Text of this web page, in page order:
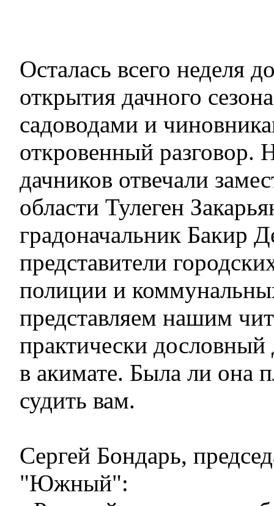
Осталась всего неделя
открытия дачного
садоводами и
откровенный разговор.
дачников отвечали
области Тулеген
градоначальник Бакир
представители
полиции и
представляем нашим
практически дословный
в акимате. Была ли она
судить вам.
Сергей Бондарь,
"Южный":